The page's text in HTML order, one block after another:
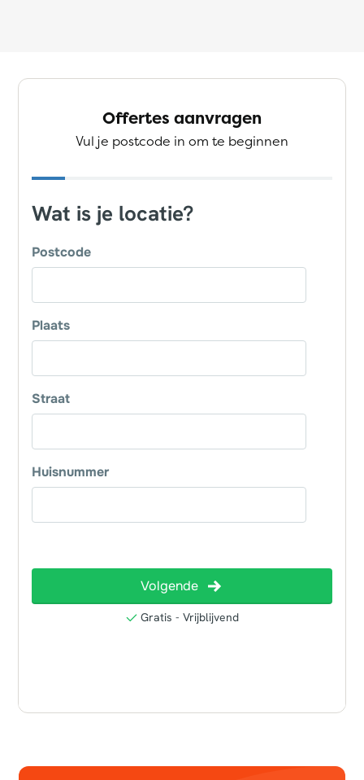
Offertes aanvragen
Vul je postcode in om te beginnen